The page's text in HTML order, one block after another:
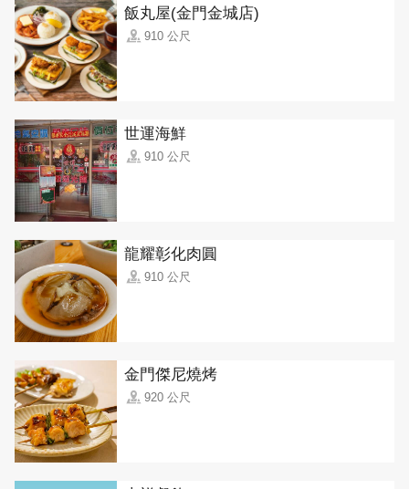
飯丸屋(金門金城店)
910 公尺
世運海鮮
910 公尺
龍耀彰化肉圓
910 公尺
金門傑尼燒烤
920 公尺